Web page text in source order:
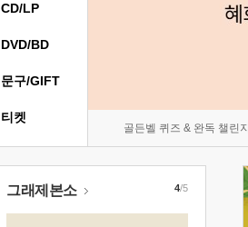
골든벨 퀴즈 & 완독 챌린지
CD/LP
DVD/BD
문구/GIFT
티켓
그래제본소 4/5